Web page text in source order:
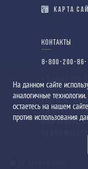
КАРТА
КОНТАКТЫ
8-800-200-86-
+7 (495) 780-
123112,Г.
УЛ.
МФК «ГОРОД
БАШНЯ
На данном сайте
аналогичные
остаетесь на нашем
против использования